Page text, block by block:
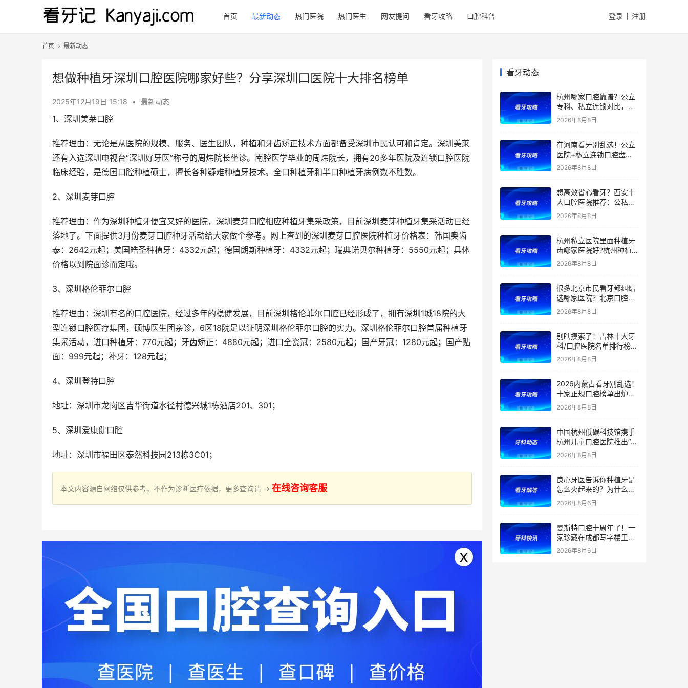
首页 最新动态 热门医院 热门医生 网友提问 看牙攻略 口腔科普 登录 注册
首页 最新动态
想做种植牙深圳口腔医院哪家好些？分享深圳口医院十大排名榜单
2025年12月19日 15:18 • 最新动态
1、深圳美莱口腔
推荐理由：无论是从医院的规模、服务、医生团队，种植和牙齿矫正技术方面都备受深圳市民认可和肯定。深圳美莱
还有入选深圳电视台“深圳好牙医”称号的周炜院长坐诊。南腔医学毕业的周炜院长，拥有20多年医院及连锁口腔医院
临床经验，是德国口腔种植硕士，擅长各种疑难种植牙技术。全口种植牙和半口种植牙病例数不胜数。
2、深圳麦芽口腔
推荐理由：作为深圳种植牙便宜又好的医院，深圳麦芽口腔相应种植牙集采政策，目前深圳麦芽种植牙集采活动已经
落地了。下面提供3月份麦芽口腔种牙活动给大家做个参考。网上查到的深圳麦芽口腔医院种植牙价格表：韩国奥齿
泰：2642元起；美国皓圣种植牙：4332元起；德国朗斯种植牙：4332元起；瑞典诺贝尔种植牙：5550元起；具体
价格以到院面诊而定哦。
3、深圳格伦菲尔口腔
推荐理由：深圳有名的口腔医院，经过多年的稳健发展，目前深圳格伦菲尔口腔已经形成了，拥有深圳1城18院的大
型连锁口腔医疗集团，硕博医生团亲诊，6区18院足以证明深圳格伦菲尔口腔的实力。深圳格伦菲尔口腔首届种植牙
集采活动，进口种植牙：770元起；牙齿矫正：4880元起；进口全瓷冠：2580元起；国产牙冠：1280元起；国产贴
面：999元起；补牙：128元起；
4、深圳登特口腔
地址：深圳市龙岗区吉华街道水径村德兴城1栋酒店201、301；
5、深圳爱康健口腔
地址：深圳市福田区泰然科技园213栋3C01；
本文内容源自网络仅供参考，不作为诊断医疗依据，更多查询请 → 在线咨询客服
看牙动态
杭州哪家口腔靠谱？公立
专科、私立连锁对比，医
院优势、特色、擅长全都
有，看牙省钱不踩雷！附
种牙、矫正最新价格
2026年8月8日
在河南看牙别乱选！公立
医院+私立连锁口腔盘
点，医院优势、擅长项目
避坑收好！附价格表
2026年8月8日
想高效省心看牙？西安十
大口腔医院推荐：公私立
综合实力测评，精准匹配
种植、矫正、拔牙、补牙
齿项目价格参考
2026年8月8日
杭州私立医院里面种植牙
齿哪家医院好?杭州种植
牙齿多少钱一颗?杭州种
2026年8月8日
很多北京市民看牙都纠结
选哪家医院？北京口腔医
院前五排名出炉！看牙首
选这5家，靠谱不踩坑
2026年8月8日
别瞎摸索了！吉林十大牙
科/口腔医院名单排行榜！
（多家公立私立医院上
面/种植牙价格表！
2026年8月8日
2026内蒙古看牙别乱选！
十家正规口腔榜单出炉：
公立/私立全覆盖，官方支
持（医保定点）！附：内
矫正、种植牙价格
2026年8月8日
中国杭州低碳科技馆携手
杭州儿童口腔医院推出“我
是小小牙医”职业体验课
2026年8月8日
良心牙医告诉你种植牙是
怎么火起来的？为什么替
代了假牙？
2026年8月6日
曼斯特口腔十周年了！一
家珍藏在成都写字楼里的
技术店
2026年8月6日